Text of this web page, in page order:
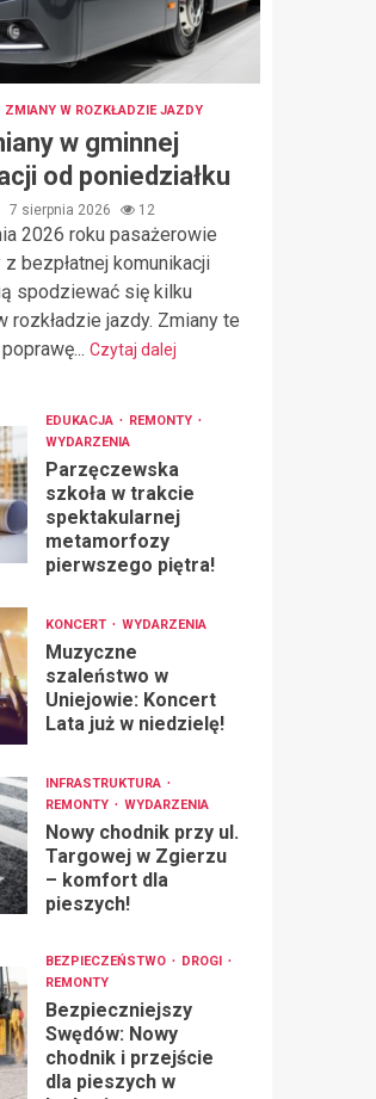
ZMIANY W ROZKŁADZIE JAZDY
w gminnej
od poniedziałku
7 sierpnia 2026 12
2026 roku pasażerowie
bezpłatnej komunikacji
spodziewać się kilku
rozkładzie jazdy. Zmiany te
Czytaj dalej
EDUKACJA
REMONTY
WYDARZENIA
Parzęczewska
szkoła w trakcie
spektakularnej
metamorfozy
pierwszego piętra!
KONCERT WYDARZENIA
Muzyczne
szaleństwo w
Uniejowie: Koncert
Lata już w niedzielę!
INFRASTRUKTURA
REMONTY
WYDARZENIA
Nowy chodnik przy ul.
Targowej w Zgierzu
– komfort dla
pieszych!
BEZPIECZEŃSTWO
DROGI
REMONTY
Bezpieczniejszy
Swędów: Nowy
chodnik i przejście
dla pieszych w